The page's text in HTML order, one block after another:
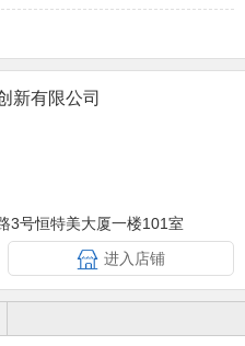
新有限公司
3号恒特美大厦一楼101室
进入店铺